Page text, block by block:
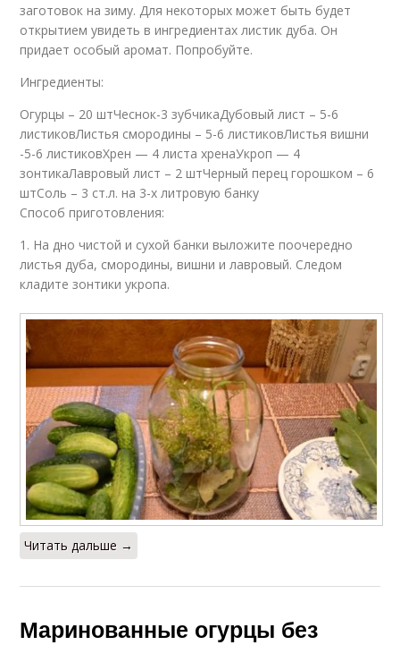
заготовок на зиму. Для некоторых может быть будет
открытием увидеть в ингредиентах листик дуба. Он
придает особый аромат. Попробуйте.
Ингредиенты:
Огурцы – 20 штЧеснок-3 зубчикаДубовый лист – 5-6
листиковЛистья смородины – 5-6 листиковЛистья вишни
-5-6 листиковХрен — 4 листа хренаУкроп — 4
зонтикаЛавровый лист – 2 штЧерный перец горошком – 6
штСоль – 3 ст.л. на 3-х литровую банку
Способ приготовления:
1. На дно чистой и сухой банки выложите поочередно
листья дуба, смородины, вишни и лавровый. Следом
кладите зонтики укропа.
Читать дальше →
Маринованные огурцы без